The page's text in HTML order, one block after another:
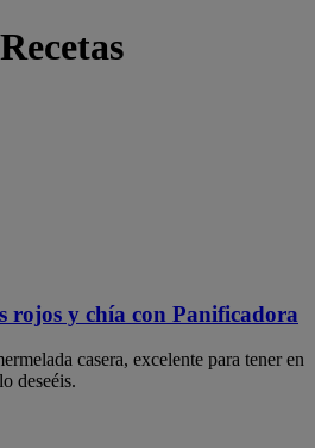
rojos y chía con Panificadora
casera, excelente para tener en
deseéis.